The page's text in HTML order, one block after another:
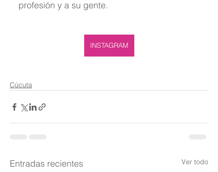
profesión y a su gente.
INSTAGRAM
Cúcuta
Entradas recientes Ver todo